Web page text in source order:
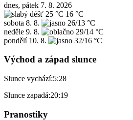
dnes, pátek 7. 8. 2026
25 °C 16 °C
sobota 8. 8.
26/13 °C
neděle 9. 8.
29/14 °C
pondělí 10. 8. 32/16 °C
Východ a západ slunce
Slunce vychází:5:28
Slunce zapadá:20:19
Pranostiky